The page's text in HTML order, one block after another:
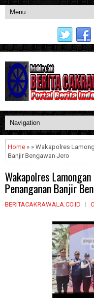
Home » » Wakapolres
Banjir Bengawan Jero
Wakapolres
Penanganan Banjir
BERITACAKRAWALA.CO.ID